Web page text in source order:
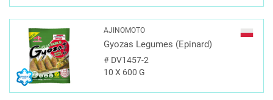
AJINOMOTO
Gyozas Legumes (Epinard)
#DV1457-2
10 X 600 G